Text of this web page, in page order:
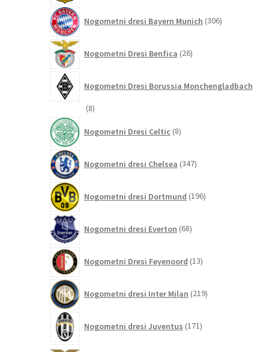
Nogometni dresi Bayern Munich 306izdelkov
Nogometni Dresi Benfica 26izdelkov
Nogometni Dresi Borussia Monchengladbach
88
Nogometni Dresi Celtic 8izdelkov
Nogometni dresi Chelsea 347izdelkov
Nogometni dresi Dortmund 196izdelkov
Nogometni dresi Everton 68izdelkov
Nogometni Dresi Feyenoord 13izdelkov
Nogometni dresi Inter Milan 219izdelkov
Nogometni dresi Juventus 171izdelkov